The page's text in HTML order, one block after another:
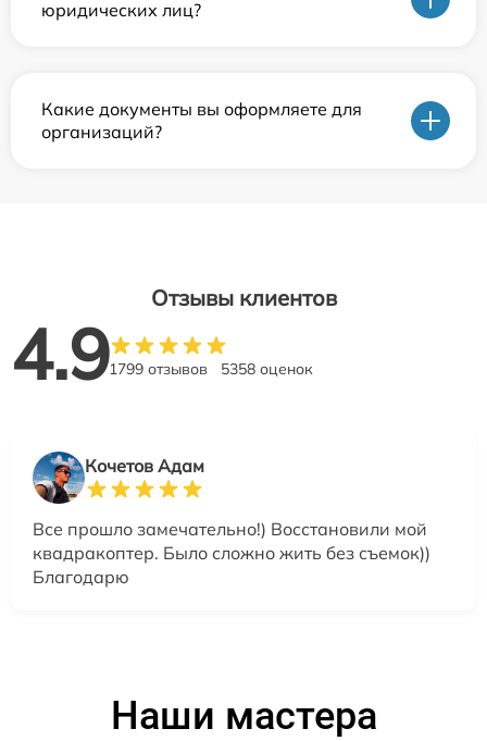
юридических лиц?
Какие документы вы оформляете для
организаций?
Отзывы клиентов
4.91799 отзывов 5358 оценок
Кочетов Адам
Все прошло замечательно!) Восстановили мой
квадракоптер. Было сложно жить без съемок))
Благодарю
Наши мастера